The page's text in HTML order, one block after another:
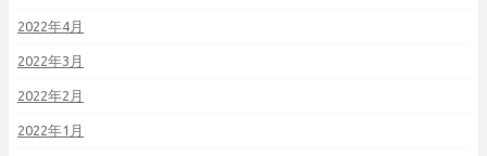
2022年4月
2022年3月
2022年2月
2022年1月